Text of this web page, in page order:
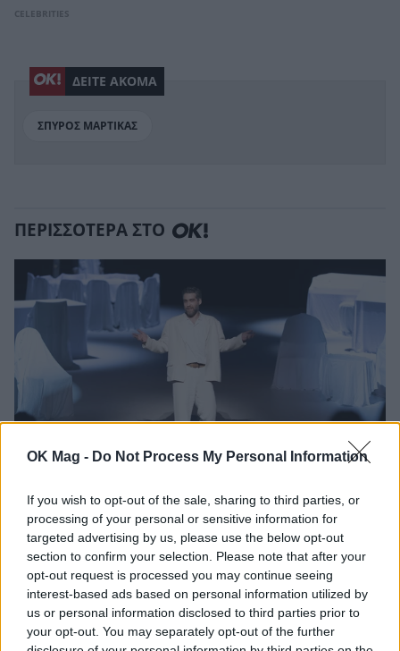
OK Mag - Do Not Process My Personal Information
If you wish to opt-out of the sale, sharing to third parties, or
processing of your personal or sensitive information for
targeted advertising by us, please use the below opt-out
section to confirm your selection. Please note that after your
opt-out request is processed you may continue seeing
interest-based ads based on personal information utilized by
us or personal information disclosed to third parties prior to
your opt-out. You may separately opt-out of the further
CELEBRITIES
ΔΕΙΤΕ ΑΚΟΜΑ
ΣΠΥΡΟΣ ΜΑΡΤΙΚΑΣ
ΠΕΡΙΣΣΟΤΕΡΑ ΣΤΟ
Γιώργος Χριστοδούλου: «Προσπάθησα να
γίνω δημοφιλής…»
CELEBRITIES